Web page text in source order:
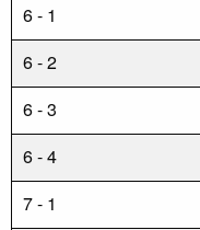
6 - 1
6 - 2
6 - 3
6 - 4
7 - 1